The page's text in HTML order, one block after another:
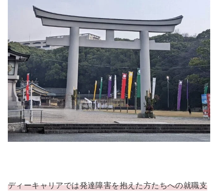
ディーキャリアでは発達障害を抱えた方たちへの就職支